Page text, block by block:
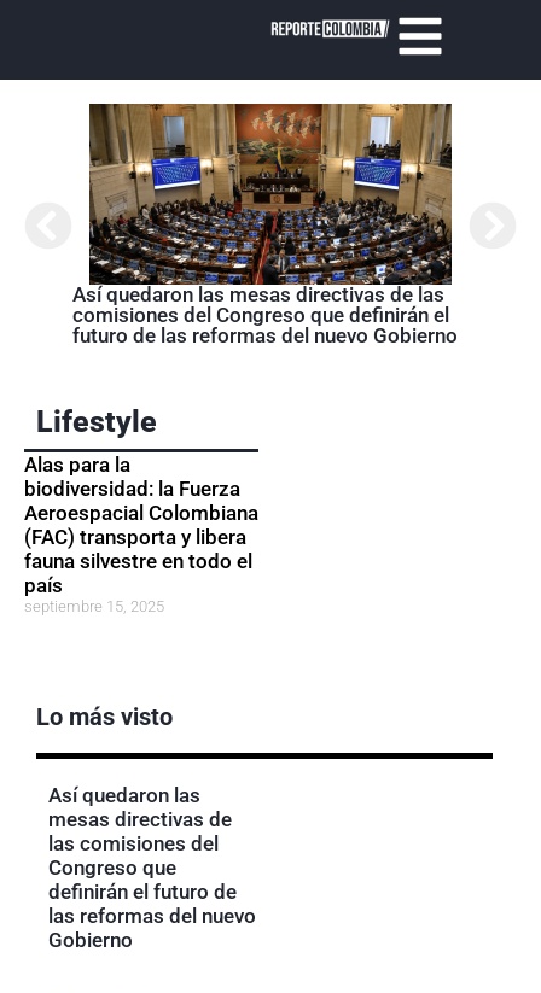
Así quedaron las mesas directivas de las
comisiones del Congreso que definirán el
futuro de las reformas del nuevo Gobierno
Lifestyle
Alas para la
biodiversidad: la Fuerza
Aeroespacial Colombiana
(FAC) transporta y libera
fauna silvestre en todo el
país
septiembre 15, 2025
Lo más visto
Así quedaron las
mesas directivas de
las comisiones del
Congreso que
definirán el futuro de
las reformas del nuevo
Gobierno